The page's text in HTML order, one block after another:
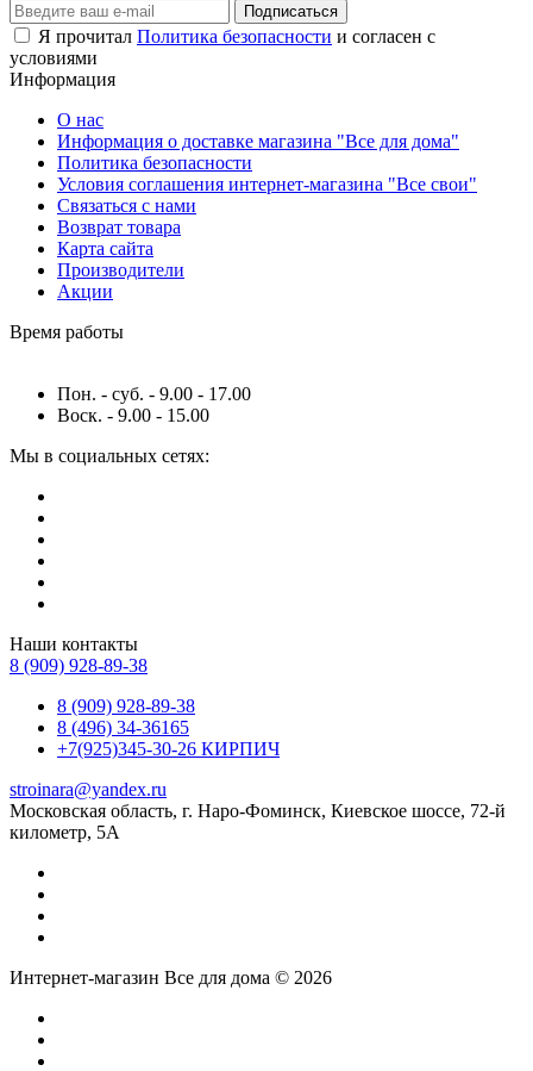
Подписаться
Я прочитал Политика безопасности и согласен с
условиями
Информация
О нас
Информация о доставке магазина "Все для дома"
Политика безопасности
Условия соглашения интернет-магазина "Все свои"
Связаться с нами
Возврат товара
Карта сайта
Производители
Акции
Время работы
Пон. - суб. - 9.00 - 17.00
Воск. - 9.00 - 15.00
Мы в социальных сетях:
Наши контакты
8 (909) 928-89-38
8 (909) 928-89-38
8 (496) 34-36165
+7(925)345-30-26 КИРПИЧ
stroinara@yandex.ru
Московская область, г. Наро-Фоминск, Киевское шоссе, 72-й
километр, 5А
Интернет-магазин Все для дома © 2026